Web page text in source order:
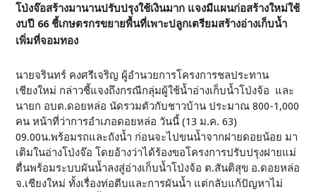
โป่งจ๊อสร้างมานานปรับปรุงใช้เงินมาก แจงมีแผนก่อสร้างใหม่ใช้
งบปี 66 ชี้เกษตรกรขยายพื้นที่เพาะปลูกเตรียมสร้างอ่างเก็บน้ำ
เพิ่มที่จอมทอง
นายจรินทร์ คงศรีเจริญ ผู้อำนวยการโครงการชลประทาน
เชียงใหม่ กล่าวชี้แจงถึงกรณีกลุ่มผู้ใช้น้ำอ่างเก็บน้ำโป่งจ้อ และ
นายก อบต.ดอยหล่อ นัดรวมตัวกับชาวบ้าน ประมาณ 800-1,000
คน หน้าที่ว่าการอำเภอดอยหล่อ วันนี้ (13 ม.ค. 63)
09.00น.พร้อมรถและถังน้ำ ก่อนจะไปขนน้ำจากฝายดอยน้อย มา
เติมในอ่างโป่งจ๊อ โดยอ้างว่าได้ร้องขอโครงการปรับปรุงฝายแม่
ตื่นพร้อมระบบผันน้ำลงสู่อ่างเก็บน้ำโป่งจ้อ ต.สันติสุข อ.ดอยหล่อ
จ.เชียงใหม่ ทั้งเรื่องท่อตีบและการผันน้ำ แต่กลับแก้ปัญหาไม่